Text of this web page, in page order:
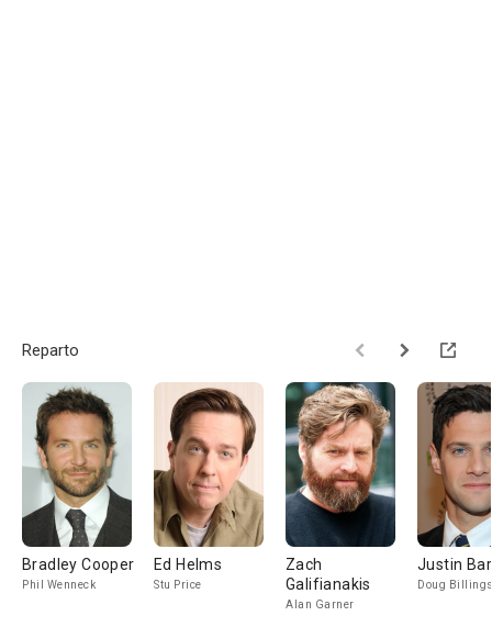
Reparto
Bradley Cooper
Phil Wenneck
Ed Helms
Stu Price
Zach
Galifianakis
Alan Garner
Justin
Doug